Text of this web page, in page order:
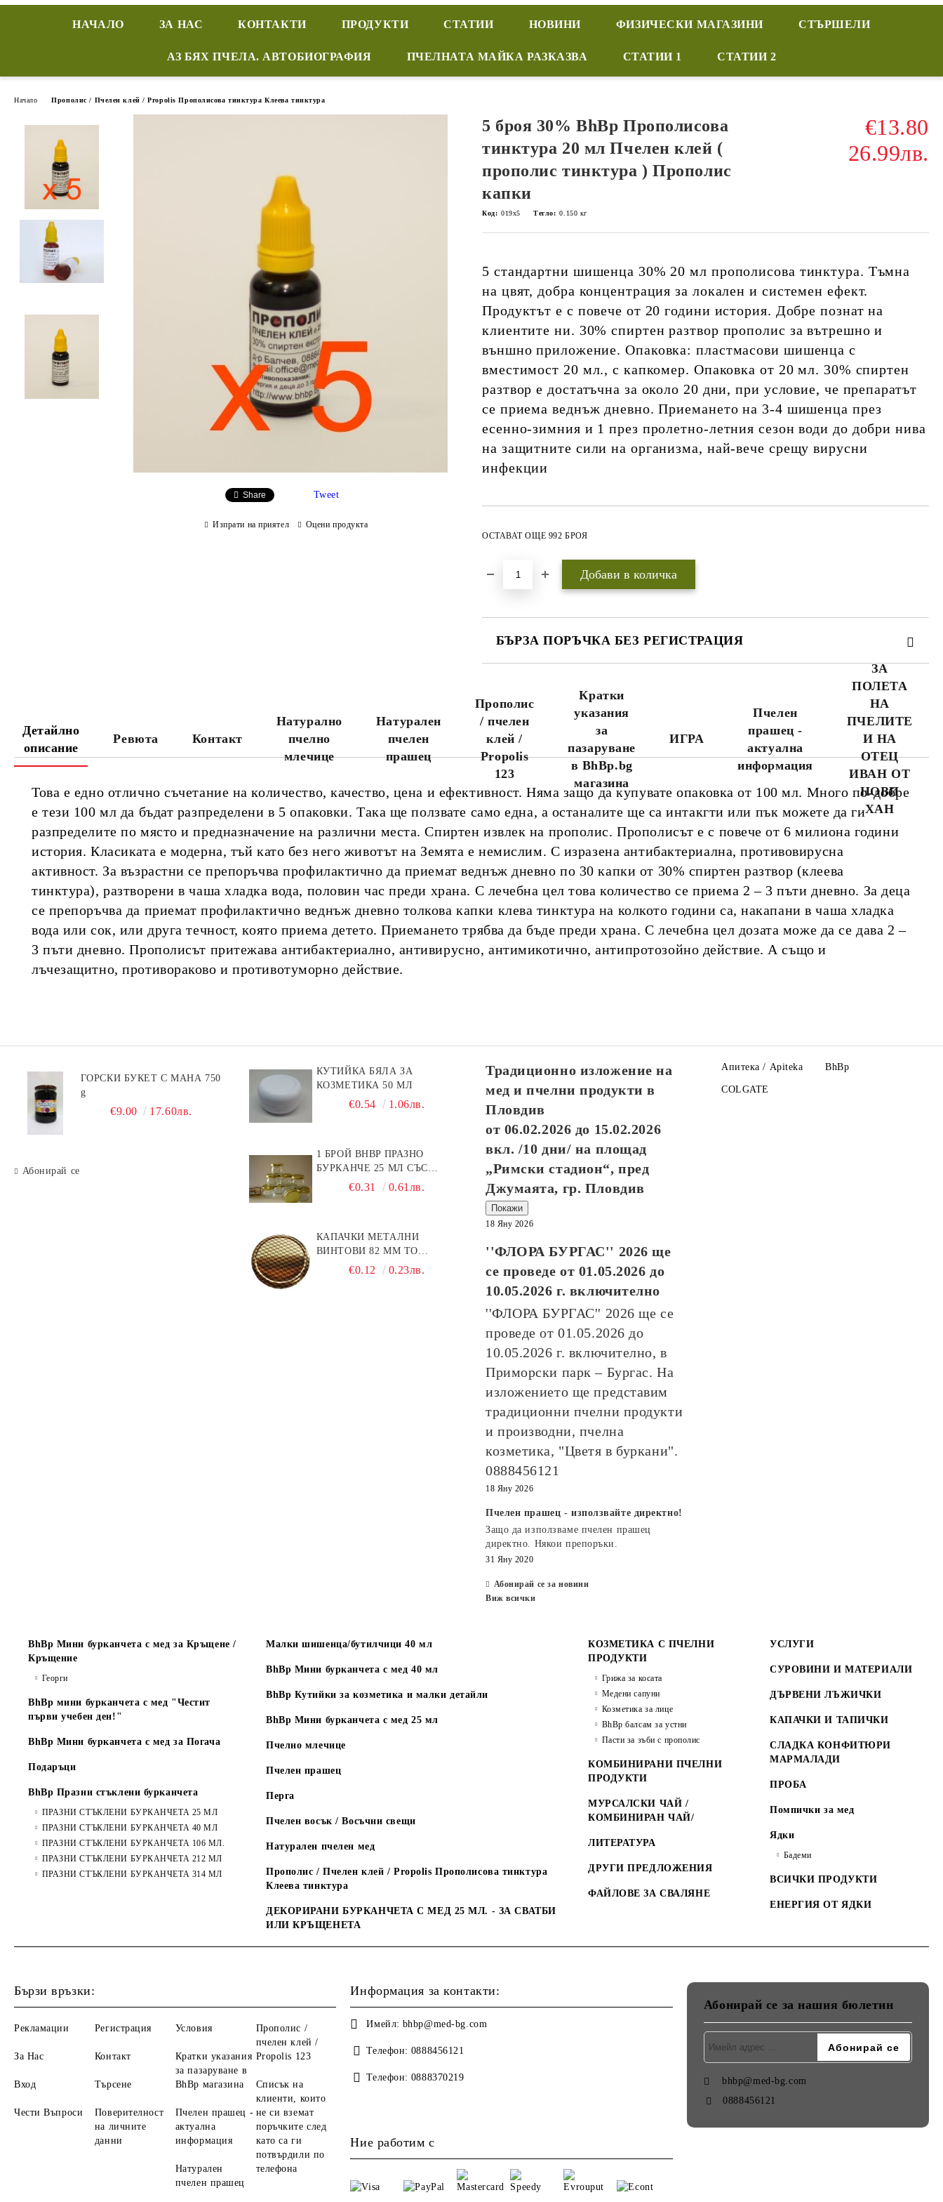
НАЧАЛО ЗА НАС КОНТАКТИ ПРОДУКТИ СТАТИИ НОВИНИ ФИЗИЧЕСКИ МАГАЗИНИ СТЪРШЕЛИ
АЗ БЯХ ПЧЕЛА. АВТОБИОГРАФИЯ ПЧЕЛНАТА МАЙКА РАЗКАЗВА СТАТИИ 1 СТАТИИ 2
Начало Прополис / Пчелен клей / Propolis Прополисова тинктура Клеева тинктура
5 броя 30% BhBp Прополисова
тинктура 20 мл Пчелен клей (
прополис тинктура ) Прополис
капки
€13.80
26.99лв.
Код: 019x5 Тегло: 0.150 кг
5 стандартни шишенца 30% 20 мл прополисова тинктура. Тъмна
на цвят, добра концентрация за локален и системен ефект.
Продуктът е с повече от 20 години история. Добре познат на
клиентите ни. 30% спиртен разтвор прополис за вътрешно и
външно приложение. Опаковка: пластмасови шишенца с
вместимост 20 мл., с капкомер. Опаковка от 20 мл. 30% спиртен
разтвор е достатъчна за около 20 дни, при условие, че препаратът
се приема веднъж дневно. Приемането на 3-4 шишенца през
есенно-зимния и 1 през пролетно-летния сезон води до добри нива
на защитните сили на организма, най-вече срещу вирусни
инфекции
ОСТАВАТ ОЩЕ 992 БРОЯ
БЪРЗА ПОРЪЧКА БЕЗ РЕГИСТРАЦИЯ
Ние ще се свържем с вас до
няколко дни за да финализираме
поръчката.
Ако желаете поръчката Ви да
пристигне максимално бързо,
моля обадете се на 0888456121
или 0888323134.
Стандартните поръчки се
работни дни.
Посететe новия ни сайт
WWW.APITEKA.EU
където можете да
поръчвате повече
продукти за по-
Share Tweet
Изпрати на приятел Оцени продукта
Детайлно
описание
Ревюта Контакт
Натурално
пчелно
млечице
Натурален
пчелен
прашец
Прополис
/ пчелен
клей /
Propolis
123
Кратки
указания
за
пазаруване
в BhBp.bg
магазина
ИГРА
Пчелен
прашец -
актуална
информация
ЗА
ПОЛЕТА
НА
ПЧЕЛИТЕ
И НА
ОТЕЦ
ИВАН ОТ
НОВИ
ХАН
Това е едно отлично съчетание на количество, качество, цена и ефективност. Няма защо да купувате опаковка от 100 мл. Много по-добре
е тези 100 мл да бъдат разпределени в 5 опаковки. Така ще ползвате само една, а останалите ще са интакгти или пък можете да ги
разпределите по място и предназначение на различни места. Спиртен извлек на прополис. Прополисът е с повече от 6 милиона години
история. Класиката е модерна, тъй като без него животът на Земята е немислим. С изразена антибактериална, противовирусна
активност. За възрастни се препоръчва профилактично да приемат веднъж дневно по 30 капки от 30% спиртен разтвор (клеева
тинктура), разтворени в чаша хладка вода, половин час преди храна. С лечебна цел това количество се приема 2 – 3 пъти дневно. За деца
се препоръчва да приемат профилактично веднъж дневно толкова капки клева тинктура на колкото години са, накапани в чаша хладка
вода или сок, или друга течност, която приема детето. Приемането трябва да бъде преди храна. С лечебна цел дозата може да се дава 2 –
3 пъти дневно. Прополисът притежава антибактериално, антивирусно, антимикотично, антипротозойно действие. А също и
лъчезащитно, противораково и противотуморно действие.
ГОРСКИ БУКЕТ С МАНА 750
g
€9.00 17.60лв.
Абонирай се
КУТИЙКА БЯЛА ЗА
КОЗМЕТИКА 50 МЛ
€0.54 1.06лв.
1 БРОЙ BHBP ПРАЗНО
БУРКАНЧЕ 25 МЛ СЪС
ЗЛАТИСТА КАПАЧКА
€0.31 0.61лв.
КАПАЧКИ МЕТАЛНИ
ВИНТОВИ 82 ММ ТО
ПЧЕЛНА ПИТА
€0.12 0.23лв.
Традиционно изложение на
мед и пчелни продукти в
Пловдив
от 06.02.2026 до 15.02.2026
вкл. /10 дни/ на площад
„Римски стадион“, пред
Джумаята, гр. Пловдив
Покажи
18 Яну 2026
''ФЛОРА БУРГАС'' 2026ще
се проведе от 01.05.2026 до
10.05.2026 г. включително
''ФЛОРА БУРГАС'' 2026ще се
проведе от01.05.2026 до
10.05.2026 г. включително, в
Приморски парк – Бургас. На
изложението ще представим
традиционни пчелни продукти
и производни, пчелна
козметика, "Цветя в буркани".
0888456121
18 Яну 2026
Пчелен прашец - използвайте директно!
Защо да използваме пчелен прашец
директно. Някои препоръки.
31 Яну 2020
Абонирай се за новини
Виж всички
Апитека / Apiteka BhBp
COLGATE
BhBp Мини бурканчета с мед за Кръщене /
Кръщение
Георги
BhBp мини бурканчета с мед "Честит
първи учебен ден!"
BhBp Мини бурканчета с мед за Погача
Подаръци
BhBp Празни стъклени бурканчета
ПРАЗНИ СТЪКЛЕНИ БУРКАНЧЕТА 25 МЛ
ПРАЗНИ СТЪКЛЕНИ БУРКАНЧЕТА 40 МЛ
ПРАЗНИ СТЪКЛЕНИ БУРКАНЧЕТА 106 МЛ.
ПРАЗНИ СТЪКЛЕНИ БУРКАНЧЕТА 212 МЛ
ПРАЗНИ СТЪКЛЕНИ БУРКАНЧЕТА 314 МЛ
Малки шишенца/бутилчици 40 мл
BhBp Мини бурканчета с мед 40 мл
BhBp Кутийки за козметика и малки детайли
BhBp Мини бурканчета с мед 25 мл
Пчелно млечице
Пчелен прашец
Перга
Пчелен восък / Восъчни свещи
Натурален пчелен мед
Прополис / Пчелен клей / Propolis Прополисова тинктура
Клеева тинктура
ДЕКОРИРАНИ БУРКАНЧЕТА С МЕД 25 МЛ. - ЗА СВАТБИ
ИЛИ КРЪЩЕНЕТА
КОЗМЕТИКА С ПЧЕЛНИ
ПРОДУКТИ
Грижа за косата
Медени сапуни
Козметика за лице
BhBp балсам за устни
Пасти за зъби с прополис
КОМБИНИРАНИ ПЧЕЛНИ
ПРОДУКТИ
МУРСАЛСКИ ЧАЙ /
КОМБИНИРАН ЧАЙ/
ЛИТЕРАТУРА
ДРУГИ ПРЕДЛОЖЕНИЯ
ФАЙЛОВЕ ЗА СВАЛЯНЕ
УСЛУГИ
СУРОВИНИ И МАТЕРИАЛИ
ДЪРВЕНИ ЛЪЖИЧКИ
КАПАЧКИ И ТАПИЧКИ
СЛАДКА КОНФИТЮРИ
МАРМАЛАДИ
ПРОБА
Помпички за мед
Ядки
Бадеми
ВСИЧКИ ПРОДУКТИ
ЕНЕРГИЯ ОТ ЯДКИ
Бързи връзки:
Рекламации
За Нас
Вход
Чести Въпроси
Регистрация
Контакт
Търсене
Поверителност
на личните
данни
Условия
Кратки указания
за пазаруване в
BhBp магазина
Пчелен прашец -
актуална
информация
Натурален
пчелен прашец
Прополис /
пчелен клей /
Propolis 123
Списък на
клиенти, които
не си вземат
поръчките след
като са ги
потвърдили по
телефона
Информация за контакти:
Имейл: bhbp@med-bg.com
Телефон: 0888456121
Телефон: 0888370219
Ние работим с
Абонирай се за нашия бюлетин
bhbp@med-bg.com
0888456121